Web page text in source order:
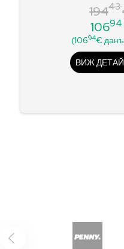
19443
10694
(10694€
ВИЖ